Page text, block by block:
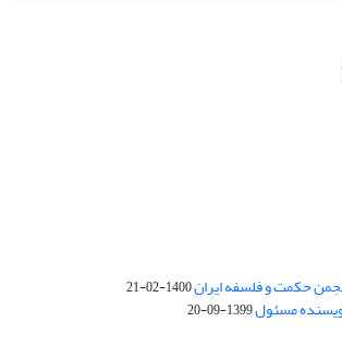
حکمت و فلسفه ایران1400-02-21
1399-09-20